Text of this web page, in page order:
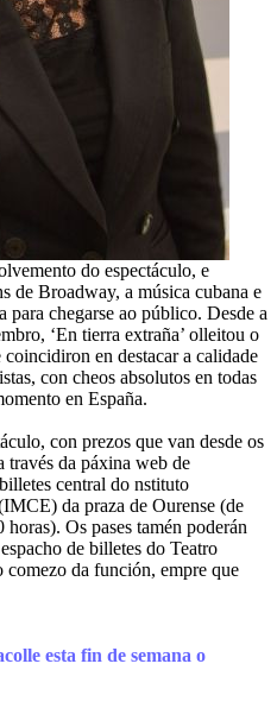
do espectáculo, e
de Broadway, a música cubana e
para chegarse ao público. Desde a
‘En tierra extraña’ olleitou o
en destacar a calidade
con cheos absolutos en todas
en España.
con prezos que van desde os
través da páxina web de
central do nstituto
da praza de Ourense (de
Os pases tamén poderán
de billetes do Teatro
comezo da función, empre que
esta fin de semana o